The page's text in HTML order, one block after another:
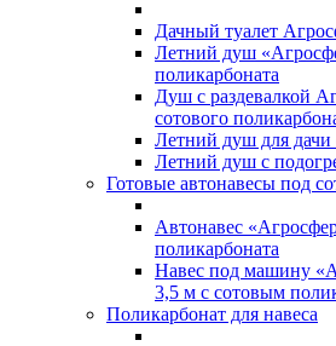
Дачный туалет
Летний душ
поликарбоната
Душ с раздевалкой
сотового
Летний душ для дачи
Летний душ с
Готовые автонавесы под
Автонавес
поликарбоната
Навес под машину
3,5 м с сотовым
Поликарбонат для навеса